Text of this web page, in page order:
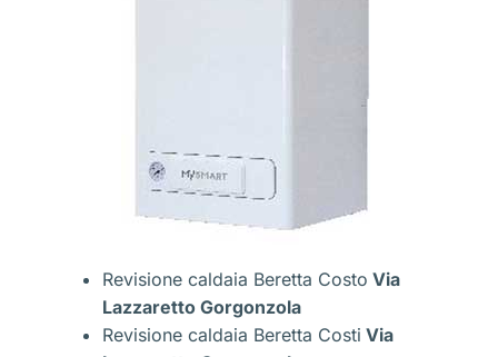
Revisione caldaia Beretta Costo Via
Lazzaretto Gorgonzola
Revisione caldaia Beretta Costi Via